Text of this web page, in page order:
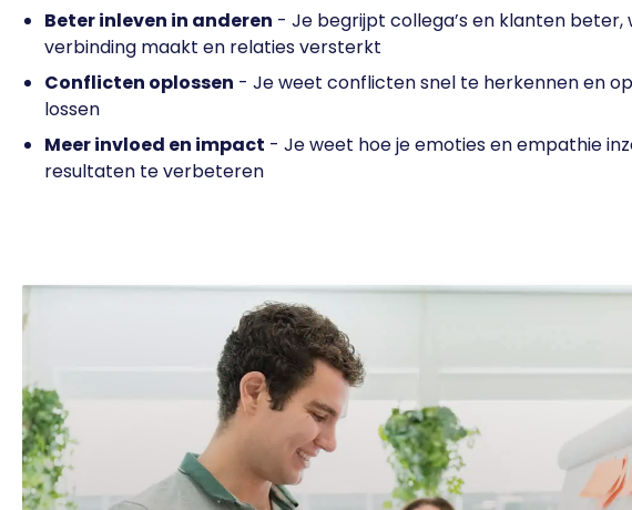
Beter inleven in anderen - Je begrijpt collega’s en klanten
verbinding maakt en relaties versterkt
Conflicten oplossen - Je weet conflicten snel te herkennen en
lossen
Meer invloed en impact - Je weet hoe je emoties en empathie
resultaten te verbeteren